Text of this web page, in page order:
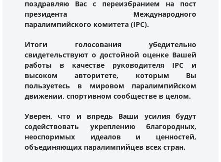
поздравляю Вас с переизбранием на пост
президента Международного
паралимпийского комитета (IPC).
Итоги голосования убедительно
свидетельствуют о достойной оценке Вашей
работы в качестве руководителя IPC и
высоком авторитете, которым Вы
пользуетесь в мировом паралимпийском
движении, спортивном сообществе в целом.
Уверен, что и впредь Ваши усилия будут
содействовать укреплению благородных,
неоспоримых идеалов и ценностей,
объединяющих паралимпийцев всех стран.